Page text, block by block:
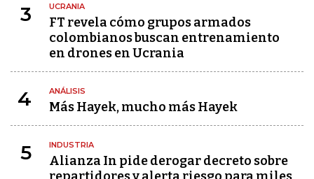
3 UCRANIA
FT revela cómo grupos armados
colombianos buscan entrenamiento
en drones en Ucrania
4 ANÁLISIS
Más Hayek, mucho más Hayek
5 INDUSTRIA
Alianza In pide derogar decreto sobre